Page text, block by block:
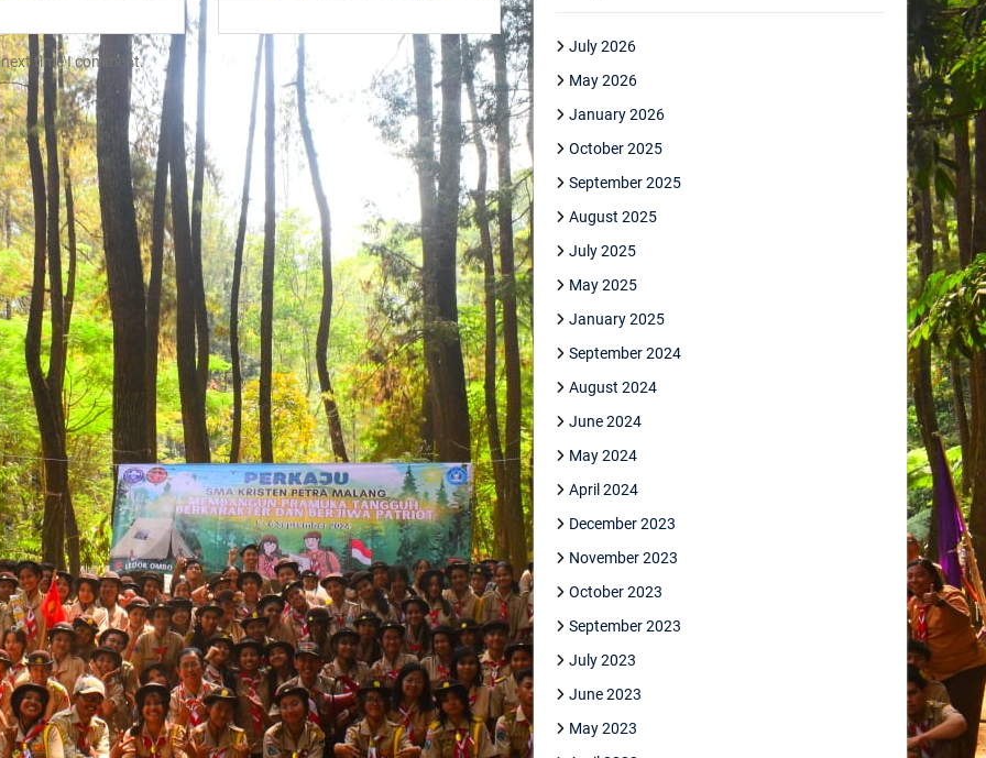
time I comment.
July 2026
May 2026
January 2026
October 2025
September 2025
August 2025
July 2025
May 2025
January 2025
September 2024
August 2024
June 2024
May 2024
April 2024
December 2023
November 2023
October 2023
September 2023
July 2023
June 2023
May 2023